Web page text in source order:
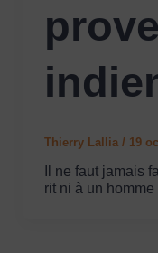
Thierry Lallia / 19
Il ne faut jamais
rit ni à un